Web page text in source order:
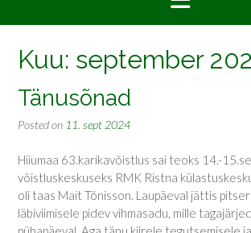
Kuu: september
Tänusõnad
Posted on 11. sept 2024
Hiiumaa 63.karikavõistlus sai teoks 14.-
võistluskeskuseks RMK Ristna
oli taas Mait Tõnisson. Laupäeval jättis
läbiviimisele pidev vihmasadu, mille